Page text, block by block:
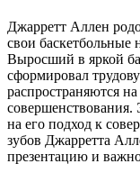
Джарретт Аллен
свои баскетбольные
Выросший в яркой
сформировал
распространяются
совершенствования.
на его подход к
зубов Джарретта
презентацию и